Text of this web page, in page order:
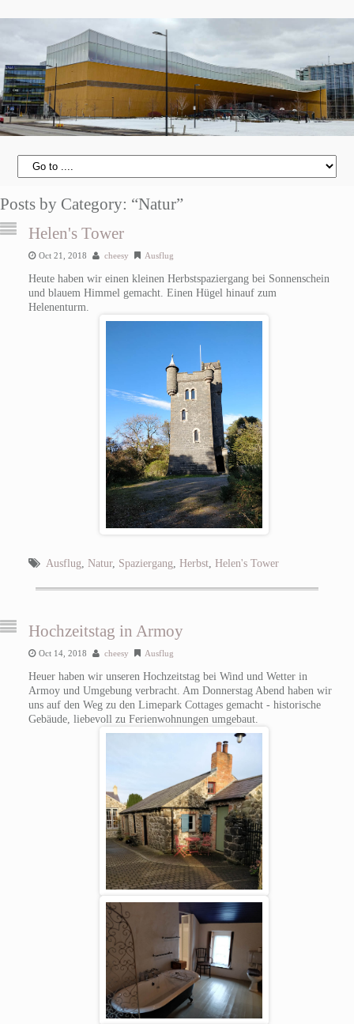
Posts by Category: “Natur”
Helen's Tower
Oct 21, 2018 cheesy Ausflug
Heute haben wir einen kleinen Herbstspaziergang bei Sonnenschein
und blauem Himmel gemacht. Einen Hügel hinauf zum
Helenenturm.
Ausflug, Natur, Spaziergang, Herbst, Helen's Tower
Hochzeitstag in Armoy
Oct 14, 2018 cheesy Ausflug
Heuer haben wir unseren Hochzeitstag bei Wind und Wetter in
Armoy und Umgebung verbracht. Am Donnerstag Abend haben wir
uns auf den Weg zu den Limepark Cottages gemacht - historische
Gebäude, liebevoll zu Ferienwohnungen umgebaut.